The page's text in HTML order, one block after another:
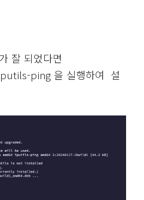
잘 되었다면
ping 을 실행하여 설